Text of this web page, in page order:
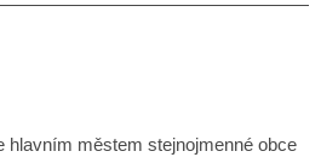
hlavním městem stejnojmenné obce